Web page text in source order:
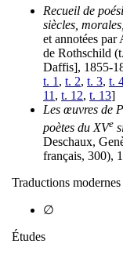
Recueil de
siècles,
et annotées
de Rothschild
Daffis], 1855-
t. 1 , t. 2, t. 3, t.
11 , t. 12, t. 13]
Les œuvres de
poètes du XVe
Deschaux,
français, 300),
Traductions modernes
∅
Études